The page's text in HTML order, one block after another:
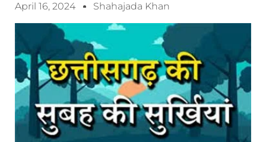
April 16, 2024 Shahajada Khan